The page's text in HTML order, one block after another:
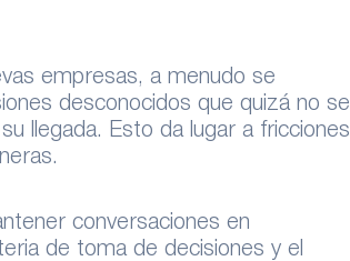
empresas, a menudo se
desconocidos que quizá no se
llegada. Esto da lugar a fricciones
conversaciones en
de toma de decisiones y el